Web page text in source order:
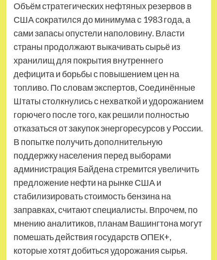
Объём стратегических нефтяных резервов в
США сократился до минимума с 1983 года, а
сами запасы опустели наполовину. Власти
страны продолжают выкачивать сырьё из
хранилищ для покрытия внутреннего
дефицита и борьбы с повышением цен на
топливо. По словам экспертов, Соединённые
Штаты столкнулись с нехваткой и удорожанием
горючего после того, как решили полностью
отказаться от закупок энергоресурсов у России.
В попытке получить дополнительную
поддержку населения перед выборами
администрация Байдена стремится увеличить
предложение нефти на рынке США и
стабилизировать стоимость бензина на
заправках, считают специалисты. Впрочем, по
мнению аналитиков, планам Вашингтона могут
помешать действия государств ОПЕК+,
которые хотят добиться удорожания сырья.